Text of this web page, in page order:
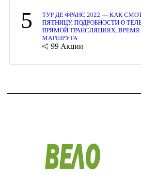
5
ТУР ДЕ ФРАНС 2022 — КАК
ПЯТНИЦУ, ПОДРОБНОСТИ О
ПРЯМОЙ ТРАНСЛЯЦИЯХ, ВРЕМЯ
МАРШРУТА
99 Акции